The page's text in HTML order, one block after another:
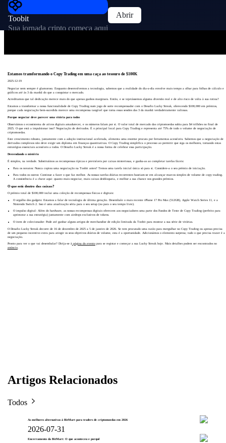
Toobit
Sua jornada cripto começa aqui
Abrir
Estamos transformando o Copy Trading em uma caça ao tesouro de $100K
2025-12-19
Negociar nem sempre é glamoroso. Enquanto desenvolvemos a tecnologia, sabemos que a realidade do dia-a-dia envolve mais tempo a olhar para folhas de cálculo e
gráficos até às 3 da manhã do que a conquistar o mercado.
Acreditamos que tal dedicação merece mais do que apenas ganhos marginais. Então, e se injetássemos alguma diversão real e de alto risco de volta à sua rotina?
Estamos a transformar a nossa funcionalidade de Copy Trading num jogo de sorte recompensador com o Desafio Lucky Streak, oferecendo $100,000 em prémios,
porque cada negociação bem-sucedida merece uma recompensa tangível que torna essas sessões das 3 da manhã verdadeiramente valiosas.
Porque negociar deve parecer uma vitória para todos
Observámos o ecossistema de ativos digitais amadurecer, e os números falam por si. O valor total de mercado das criptomoedas subiu para $4 trilhões no final de
2025. O que está a impulsionar isso? Negociação de derivados. É o principal local para Copy Trading e representa até 75% de todo o volume de negociação de
criptomoedas.
Este crescimento robusto, juntamente com a adoção institucional acelerada, alimenta uma enorme procura por ferramentas acessíveis. Sabemos que a negociação de
derivados complexos não deve exigir um diploma em finanças quantitativas. O Copy Trading simplifica o processo ao permitir que siga os melhores, tornando estas
estratégias essenciais acessíveis a todos. O Desafio Lucky Streak é a nossa forma de celebrar essa participação.
Desvendando o mistério
É simples, na verdade. Substituímos as recompensas típicas e previsíveis por caixas misteriosas, e ganha-as ao completar tarefas fáceis:
Para os novatos: Nunca copiou uma negociação na Toobit antes? Temos uma tarefa inicial única só para si. Considere-a o seu prémio de iniciação.
Para todos os outros: Continue a fazer o que faz melhor. As nossas tarefas diárias recorrentes baseiam-se em alcançar marcos simples de volume de copy trading.
A consistência é a chave aqui: quanto mais negociar, mais caixas desbloqueia, e melhor a sua chance nos grandes prémios.
O que está dentro das caixas?
O prémio total de $100,000 inclui uma coleção de recompensas físicas e digitais:
O orgulho dos gadgets: Estamos a falar de tecnologia de última geração. Desembale o mais recente iPhone 17 Pro Max (512GB), Apple Watch Series 11, e a
Nintendo Switch 2. Isso é uma atualização séria para o seu setup (ou para o seu tempo livre).
O impulso digital: Além do hardware, as nossas recompensas digitais oferecem aos negociadores uma parte dos Fundos de Teste de Copy Trading (perfeito para
aprimorar a sua estratégia) juntamente com airdrops exclusivos de tokens.
O item de colecionador: Pode até ganhar alguns artigos de merchandise de edição limitada da Toobit para mostrar a sua série de vitórias.
O Desafio Lucky Streak decorre de 16 de dezembro de 2025 a 5 de janeiro de 2026. Se tem procurado uma razão para mergulhar no Copy Trading ou apenas precisa
de um pequeno incentivo extra para atingir os seus objetivos diários de volume, esta é a oportunidade. Adicionámos o elemento surpresa; tudo o que precisa trazer é a
negociação.
Pronto para ver o que vai desembalar? Dirija-se à página do eventopara se registar e começar a sua Lucky Streak hoje. Mais detalhes podem ser encontrados no
anúncio.
Artigos Relacionados
Todos
As melhores alternativas à BitMart para traders de criptomoedas em 2026
2026-07-31
Encerramento da BitMart: O que aconteceu e porquê